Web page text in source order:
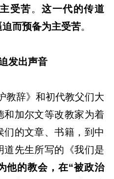
受苦。这一代的传道
而预备为主受苦。
发出声音
教辞》和初代教父们大
和加尔文等改教家为着
的文章、书籍，到中
道先生所写的《我们是
他的教会，在“被政治